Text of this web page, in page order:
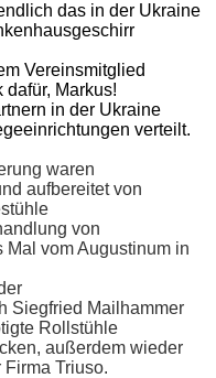
das in der Ukraine
Vereinsmitglied
dafür, Markus!
in der Ukraine
verteilt.
waren
aufbereitet von
von
vom Augustinum in
Siegfried Mailhammer
Rollstühle
außerdem wieder
Triuso.